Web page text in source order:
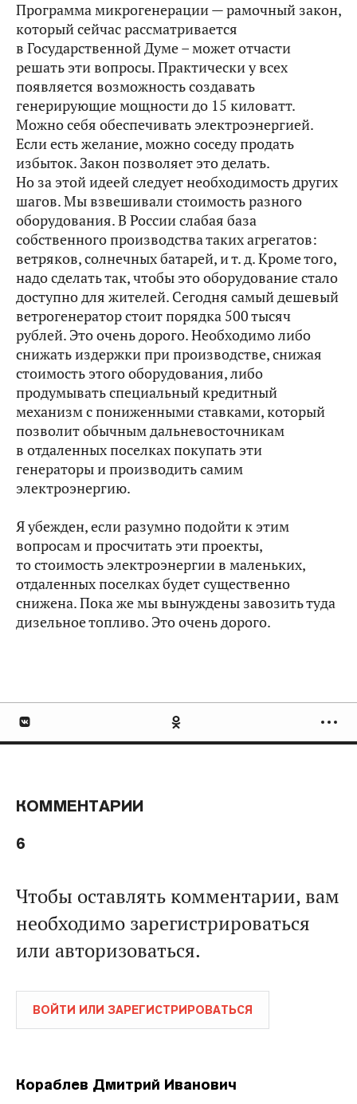
Программа микрогенерации — рамочный закон,
который сейчас рассматривается
в Государственной Думе – может отчасти
решать эти вопросы. Практически у всех
появляется возможность создавать
генерирующие мощности до 15 киловатт.
Можно себя обеспечивать электроэнергией.
Если есть желание, можно соседу продать
избыток. Закон позволяет это делать.
Но за этой идеей следует необходимость других
шагов. Мы взвешивали стоимость разного
оборудования. В России слабая база
собственного производства таких агрегатов:
ветряков, солнечных батарей, и т. д. Кроме того,
надо сделать так, чтобы это оборудование стало
доступно для жителей. Сегодня самый дешевый
ветрогенератор стоит порядка 500 тысяч
рублей. Это очень дорого. Необходимо либо
снижать издержки при производстве, снижая
стоимость этого оборудования, либо
продумывать специальный кредитный
механизм с пониженными ставками, который
позволит обычным дальневосточникам
в отдаленных поселках покупать эти
генераторы и производить самим
электроэнергию.
Я убежден, если разумно подойти к этим
вопросам и просчитать эти проекты,
то стоимость электроэнергии в маленьких,
отдаленных поселках будет существенно
снижена. Пока же мы вынуждены завозить туда
дизельное топливо. Это очень дорого.
КОММЕНТАРИИ
6
Чтобы оставлять комментарии, вам
необходимо зарегистрироваться
или авторизоваться.
ВОЙТИ ИЛИ ЗАРЕГИСТРИРОВАТЬСЯ
Кораблев Дмитрий Иванович